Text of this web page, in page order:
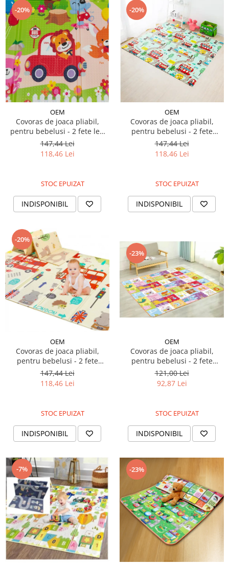
-20%
OEM
Covoras de joaca pliabil,
pentru bebelusi - 2 fete leu
sofer/animalute in padure,
180/200/0.8cm
147,44 Lei
118,46 Lei
STOC EPUIZAT
INDISPONIBIL
-20%
OEM
Covoras de joaca pliabil,
pentru bebelusi - 2 fete
masinute/animale de la
ferma, 180/200/0.8cm
147,44 Lei
118,46 Lei
STOC EPUIZAT
INDISPONIBIL
-20%
OEM
Covoras de joaca pliabil,
pentru bebelusi - 2 fete
autobuz London/animalute,
180/200/0.8cm
147,44 Lei
118,46 Lei
STOC EPUIZAT
INDISPONIBIL
-23%
OEM
Covoras de joaca pliabil,
pentru bebelusi - 2 fete
alfabet/masinute,
150/180/0.8cm
121,00 Lei
92,87 Lei
STOC EPUIZAT
INDISPONIBIL
-7% -23%